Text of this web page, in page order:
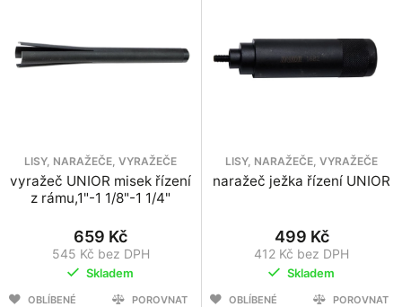
LISY, NARAŽEČE, VYRAŽEČE
vyražeč UNIOR misek řízení
z rámu,1"-1 1/8"-1 1/4"
659 Kč
545 Kč bez DPH
Skladem
OBLÍBENÉ
POROVNAT
LISY, NARAŽEČE, VYRAŽEČE
naražeč ježka řízení UNIOR
499 Kč
412 Kč bez DPH
Skladem
OBLÍBENÉ
POROVNAT